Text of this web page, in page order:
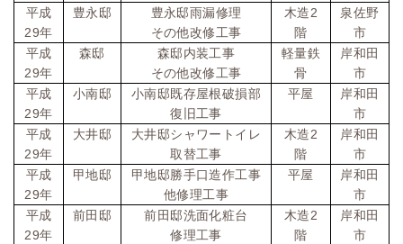
平成
29年
豊永邸
豊永邸雨漏修理
その他改修工事
木造2
階
泉佐野
市
平成
29年
森邸
森邸内装工事
その他改修工事
軽量鉄
骨
岸和田
市
平成
29年
小南邸
小南邸既存屋根破損部
復旧工事
平屋
岸和田
市
平成
29年
大井邸
大井邸シャワートイレ
取替工事
木造2
階
岸和田
市
平成
29年
甲地邸
甲地邸勝手口造作工事
他修理工事
平屋
岸和田
市
平成
29年
前田邸
前田邸洗面化粧台
修理工事
木造2
階
岸和田
市